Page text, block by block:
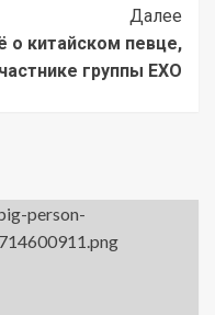
Далее
о китайском певце,
группы EXO